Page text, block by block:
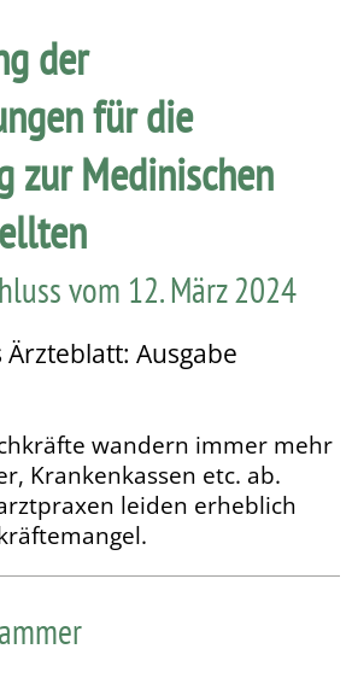
der
für die
zur Medinischen
vom 12. März 2024
Ausgabe
wandern immer mehr
Krankenkassen etc. ab.
leiden erheblich